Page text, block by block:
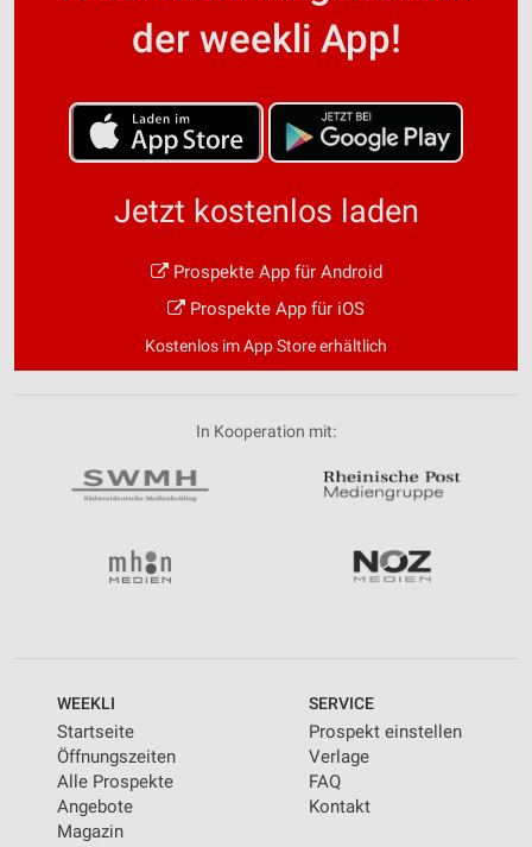
der weekli App!
Jetzt kostenlos laden
Prospekte App für Android
Prospekte App für iOS
Kostenlos im App Store erhältlich
In Kooperation mit:
WEEKLI
Startseite
Öffnungszeiten
Alle Prospekte
Angebote
Magazin
SERVICE
Prospekt einstellen
Verlage
FAQ
Kontakt